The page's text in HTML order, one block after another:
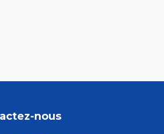
nous